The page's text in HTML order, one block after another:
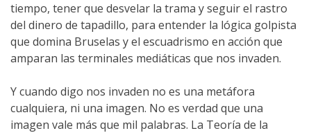
tiempo, tener que desvelar la trama y seguir el rastro
del dinero de tapadillo, para entender la lógica golpista
que domina Bruselas y el escuadrismo en acción que
amparan las terminales mediáticas que nos invaden.
Y cuando digo nos invaden no es una metáfora
cualquiera, ni una imagen. No es verdad que una
imagen vale más que mil palabras. La Teoría de la